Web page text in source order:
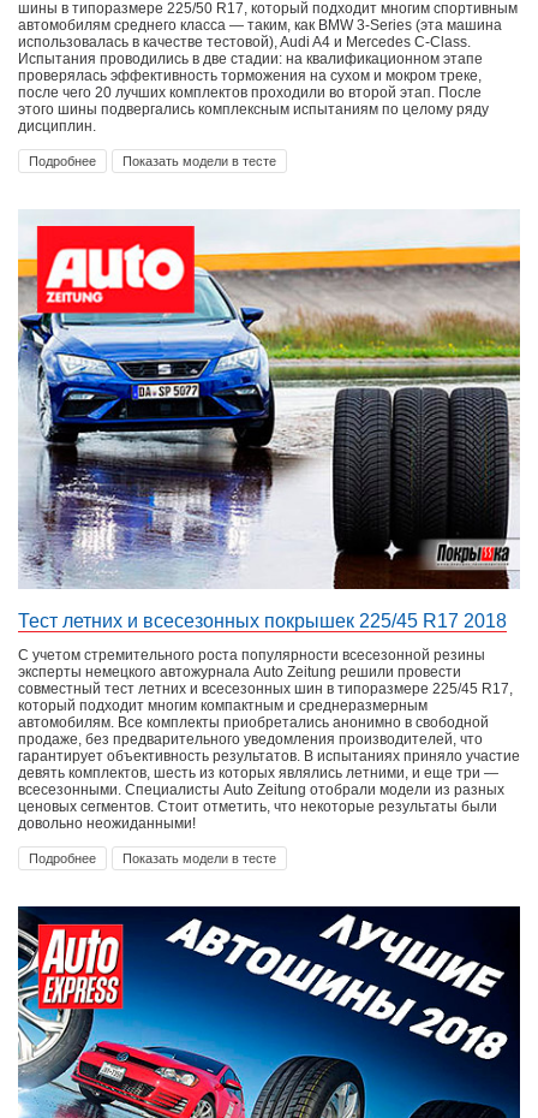
шины в типоразмере 225/50 R17, который подходит многим спортивным
автомобилям среднего класса — таким, как BMW 3-Series (эта машина
использовалась в качестве тестовой), Audi A4 и Mercedes C-Class.
Испытания проводились в две стадии: на квалификационном этапе
проверялась эффективность торможения на сухом и мокром треке,
после чего 20 лучших комплектов проходили во второй этап. После
этого шины подвергались комплексным испытаниям по целому ряду
дисциплин.
Подробнее Показать модели в тесте
Тест летних и всесезонных покрышек 225/45 R17 2018
С учетом стремительного роста популярности всесезонной резины
эксперты немецкого автожурнала Auto Zeitung решили провести
совместный тест летних и всесезонных шин в типоразмере 225/45 R17,
который подходит многим компактным и среднеразмерным
автомобилям. Все комплекты приобретались анонимно в свободной
продаже, без предварительного уведомления производителей, что
гарантирует объективность результатов. В испытаниях приняло участие
девять комплектов, шесть из которых являлись летними, и еще три —
всесезонными. Специалисты Auto Zeitung отобрали модели из разных
ценовых сегментов. Стоит отметить, что некоторые результаты были
довольно неожиданными!
Подробнее Показать модели в тесте